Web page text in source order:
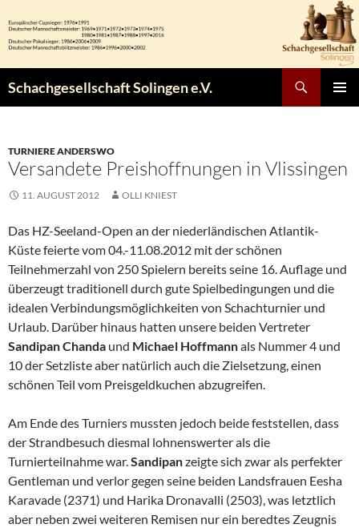
Inhalt
springen
Schachgesellschaft Solingen e.V.
TURNIERE ANDERSWO
Versandete Preishoffnungen in Vlissingen
11. AUGUST 2012 OLLI KNIEST
Das HZ-Seeland-Open an der niederländischen Atlantik-
Küste feierte vom 04.-11.08.2012 mit der schönen
Teilnehmerzahl von 250 Spielern bereits seine 16. Auflage und
überzeugt traditionell durch gute Spielbedingungen und die
idealen Verbindungsmöglichkeiten von Schachturnier und
Urlaub. Darüber hinaus hatten unsere beiden Vertreter
Sandipan Chanda und Michael Hoffmannals Nummer 4 und
10 der Setzliste aber natürlich auch die Zielsetzung, einen
schönen Teil vom Preisgeldkuchen abzugreifen.
Am Ende des Turniers mussten jedoch beide feststellen, dass
der Strandbesuch diesmal lohnenswerter als die
Turnierteilnahme war.Sandipanzeigte sich zwar als perfekter
Gentleman und verlor gegen seine beiden Landsfrauen Eesha
Karavade (2371) und Harika Dronavalli (2503), was letztlich
aber neben zwei weiteren Remisen nur ein beredtes Zeugnis